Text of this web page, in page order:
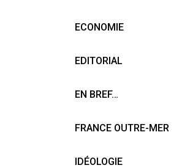
ECONOMIE
EDITORIAL
EN BREF…
FRANCE OUTRE-MER
IDÉOLOGIE